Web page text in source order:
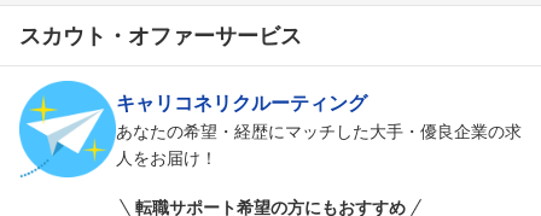
スカウト・オファーサービス
キャリコネリクルーティング
あなたの希望・経歴にマッチした大手・優良企業の求
人をお届け！
転職サポート希望の方にもおすすめ